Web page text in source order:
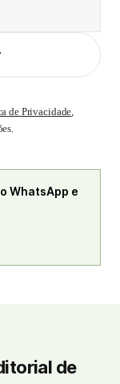
de Privacidade,
WhatsApp e
de